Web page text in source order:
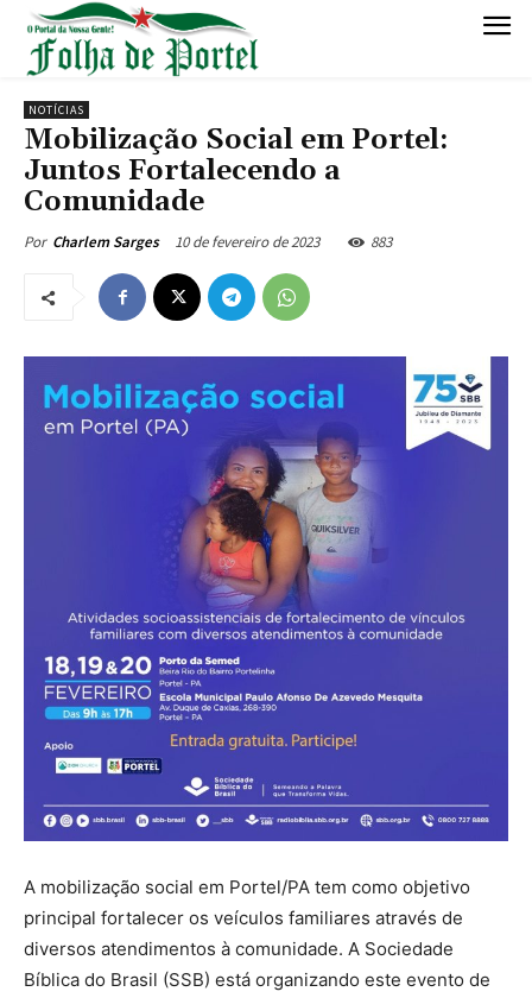
NOTÍCIAS
Mobilização Social em Portel:
Juntos Fortalecendo a
Comunidade
Por Charlem Sarges 10 de fevereiro de 2023 883
A mobilização social em Portel/PA tem como objetivo
principal fortalecer os veículos familiares através de
diversos atendimentos à comunidade. A Sociedade
Bíblica do Brasil (SSB) está organizando este evento de